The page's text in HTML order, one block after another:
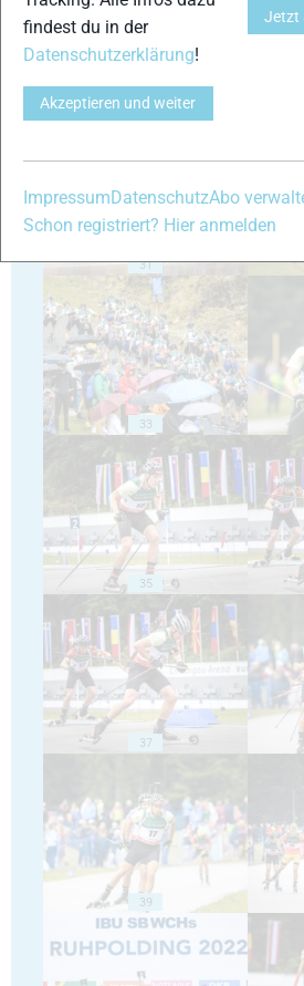
29
31
33
35
37
39
findest du in der
Datenschutzerklärung!
Akzeptieren und weiter
Jetzt
ImpressumDatenschutzAbo
Schon registriert? Hier anmelden